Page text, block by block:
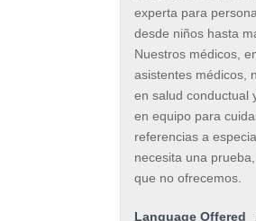
experta para
desde niños hasta
Nuestros médicos,
asistentes médicos,
en salud conductual
en equipo para
referencias a
necesita una
que no ofrecemos.
Language Offered